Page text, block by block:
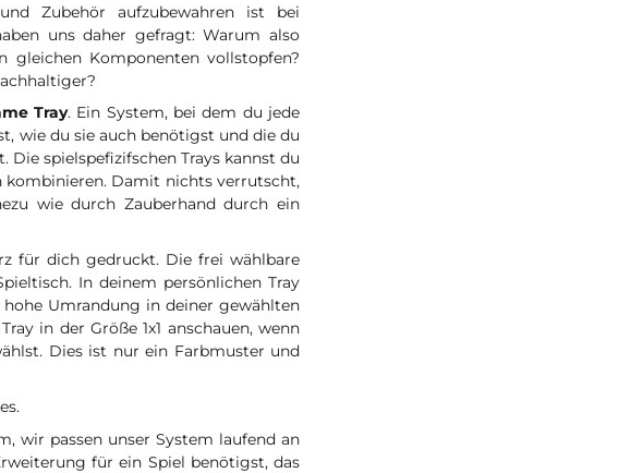
Zubehör aufzubewahren ist bei
uns daher gefragt: Warum also
Komponenten vollstopfen?
Tray. Ein System, bei dem du jede
wie du sie auch benötigst und die du
spielspefizifschen Trays kannst du
kombinieren. Damit nichts verrutscht,
wie durch Zauberhand durch ein
für dich gedruckt. Die frei wählbare
In deinem persönlichen Tray
Umrandung in deiner gewählten
in der Größe 1x1 anschauen, wenn
Dies ist nur ein Farbmuster und
wir passen unser System laufend an
für ein Spiel benötigst, das